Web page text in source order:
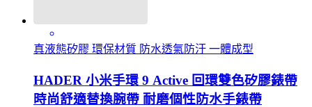
真液態矽膠 環保材質 防水透氣防汙 一體成型
HADER 小米手環 9 Active 回環雙色矽膠錶帶
時尚舒適替換腕帶 耐磨個性防水手錶帶